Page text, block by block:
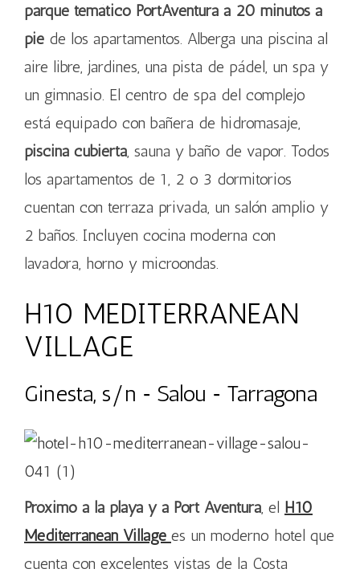
parque temático PortAventura a 20 minutos a
pie de los apartamentos. Alberga una piscina al
aire libre, jardines, una pista de pádel, un spa y
un gimnasio. El centro de spa del complejo
está equipado con bañera de hidromasaje,
piscina cubierta, sauna y baño de vapor. Todos
los apartamentos de 1, 2 o 3 dormitorios
cuentan con terraza privada, un salón amplio y
2 baños. Incluyen cocina moderna con
lavadora, horno y microondas.
H10 MEDITERRANEAN
VILLAGE
Ginesta, s/n ‐ Salou ‐ Tarragona
Próximo a la playa y a Port Aventura, el H10
Mediterranean Village es un moderno hotel que
cuenta con excelentes vistas de la Costa